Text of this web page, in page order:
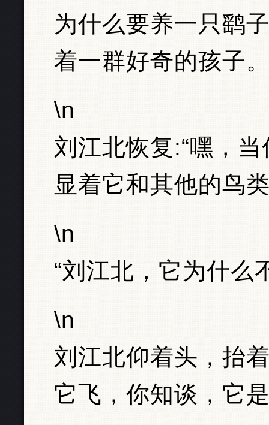
为什么要养一只鹞
着一群好奇的孩子
\n
刘江北恢复:“嘿，
显着它和其他的鸟
\n
“刘江北，它为什么
\n
刘江北仰着头，抬
它飞，你知谈，它